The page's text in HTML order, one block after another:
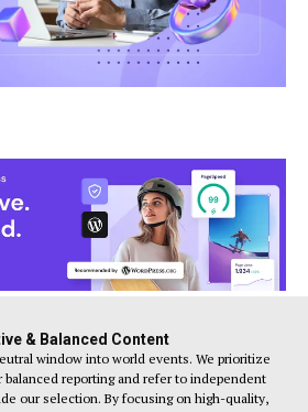
& Balanced Content
window into world events. We prioritize
reporting and refer to independent
our selection. By focusing on high-quality,